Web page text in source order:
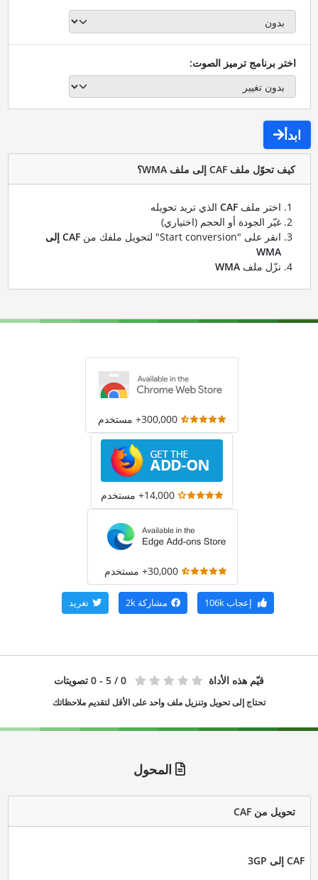
اختر برنامج ترميز الصوت:
ابدأ
كيف تحوّل ملف CAF إلى ملف WMA؟
اختر ملف CAFالذي تريد تحويله
غيّر الجودة أو الحجم (اختياري)
انقر على "Start conversion" لتحويل ملفك من
CAF إلى
WMA
نزّل ملف WMA
300,000+ مستخدم
14,000+ مستخدم
30,000+ مستخدم
إعجاب106k مشاركة 2k تغريد
قيّم هذه الأداة 0 / 5 - 0 تصويتات
تحتاج إلى تحويل وتنزيل ملف واحد على الأقل لتقديم ملاحظاتك
المحول
تحويل من CAF
CAF إلى 3GP